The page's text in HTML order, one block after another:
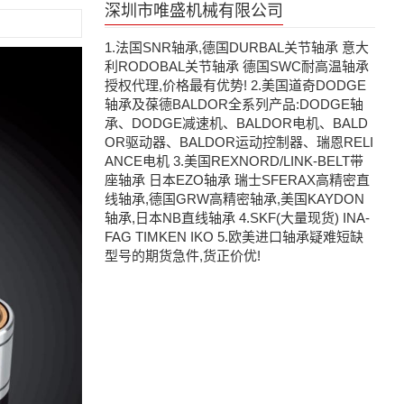
深圳市唯盛机械有限公司
1.法国SNR轴承,德国DURBAL关节轴承 意大
利RODOBAL关节轴承 德国SWC耐高温轴承
授权代理,价格最有优势! 2.美国道奇DODGE
轴承及葆德BALDOR全系列产品:DODGE轴
承、DODGE减速机、BALDOR电机、BALD
OR驱动器、BALDOR运动控制器、瑞恩RELI
ANCE电机 3.美国REXNORD/LINK-BELT带
座轴承 日本EZO轴承 瑞士SFERAX高精密直
线轴承,德国GRW高精密轴承,美国KAYDON
轴承,日本NB直线轴承 4.SKF(大量现货) INA-
FAG TIMKEN IKO 5.欧美进口轴承疑难短缺
型号的期货急件,货正价优!